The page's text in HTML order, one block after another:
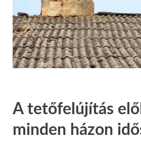
A tetőfelújítás
minden házon